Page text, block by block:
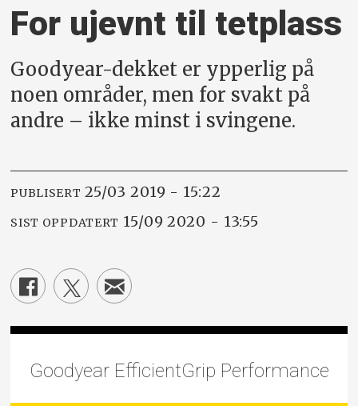
For ujevnt til tetplass
Goodyear-dekket er ypperlig på
noen områder, men for svakt på
andre – ikke minst i svingene.
PUBLISERT 25/03 2019 - 15:22
SIST OPPDATERT 15/09 2020 - 13:55
Goodyear EfficientGrip Performance